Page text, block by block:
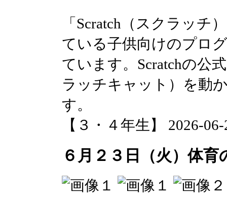
「Scratch（スクラッチ
ている子供向けのプロ
ています。Scratchの公
ラッチキャット）を動
す。
【３・４年生】 2026-
６月２３日（火）体